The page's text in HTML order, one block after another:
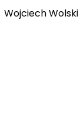
Wojciech Wolski